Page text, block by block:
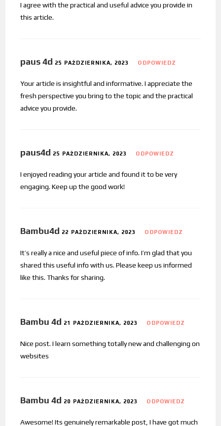
I agree with the practical and useful advice you provide in
this article.
paus 4d 25 PAŹDZIERNIKA, 2023 ODPOWIEDZ
Your article is insightful and informative. I appreciate the
fresh perspective you bring to the topic and the practical
advice you provide.
paus4d 25 PAŹDZIERNIKA, 2023 ODPOWIEDZ
I enjoyed reading your article and found it to be very
engaging. Keep up the good work!
Bambu4d 22 PAŹDZIERNIKA, 2023 ODPOWIEDZ
It’s really a nice and useful piece of info. I’m glad that you
shared this useful info with us. Please keep us informed
like this. Thanks for sharing.
Bambu 4d 21 PAŹDZIERNIKA, 2023 ODPOWIEDZ
Nice post. I learn something totally new and challenging on
websites
Bambu 4d 20 PAŹDZIERNIKA, 2023 ODPOWIEDZ
Awesome! Its genuinely remarkable post, I have got much